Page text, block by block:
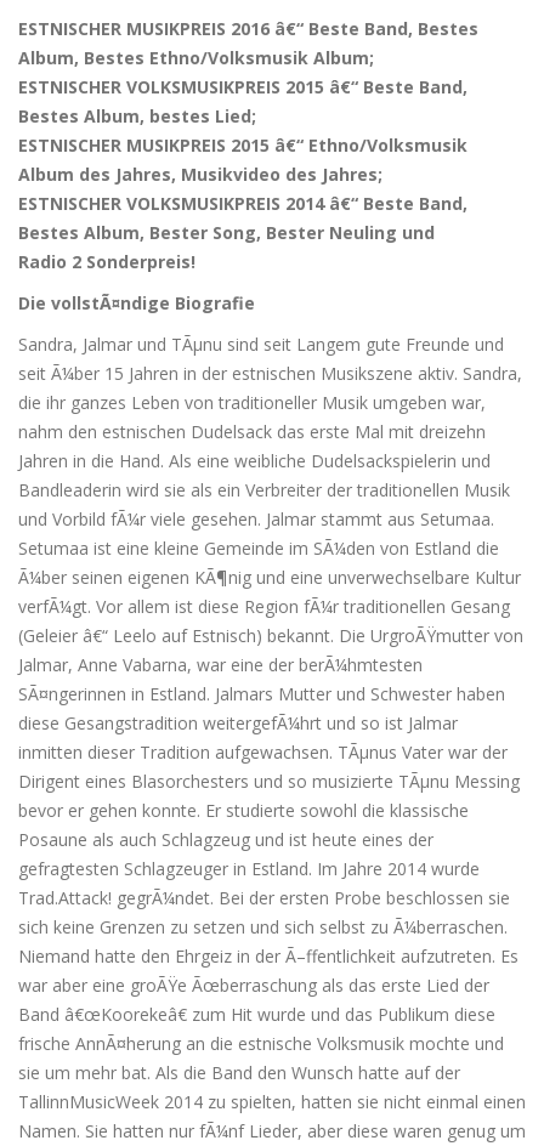
ESTNISCHER MUSIKPREIS 2016 â€“ Beste Band, Bestes
Album, Bestes Ethno/Volksmusik Album;
ESTNISCHER VOLKSMUSIKPREIS 2015 â€“ Beste Band,
Bestes Album, bestes Lied;
ESTNISCHER MUSIKPREIS 2015 â€“ Ethno/Volksmusik
Album des Jahres, Musikvideo des Jahres;
ESTNISCHER VOLKSMUSIKPREIS 2014 â€“ Beste Band,
Bestes Album, Bester Song, Bester Neuling und
Radio 2 Sonderpreis!
Die vollstÃ¤ndige Biografie
Sandra, Jalmar und TÃµnu sind seit Langem gute Freunde und
seit Ã¼ber 15 Jahren in der estnischen Musikszene aktiv. Sandra,
die ihr ganzes Leben von traditioneller Musik umgeben war,
nahm den estnischen Dudelsack das erste Mal mit dreizehn
Jahren in die Hand. Als eine weibliche Dudelsackspielerin und
Bandleaderin wird sie als ein Verbreiter der traditionellen Musik
und Vorbild fÃ¼r viele gesehen. Jalmar stammt aus Setumaa.
Setumaa ist eine kleine Gemeinde im SÃ¼den von Estland die
Ã¼ber seinen eigenen KÃ¶nig und eine unverwechselbare Kultur
verfÃ¼gt. Vor allem ist diese Region fÃ¼r traditionellen Gesang
(Geleier â€“ Leelo auf Estnisch) bekannt. Die UrgroÃŸmutter von
Jalmar, Anne Vabarna, war eine der berÃ¼hmtesten
SÃ¤ngerinnen in Estland. Jalmars Mutter und Schwester haben
diese Gesangstradition weitergefÃ¼hrt und so ist Jalmar
inmitten dieser Tradition aufgewachsen. TÃµnus Vater war der
Dirigent eines Blasorchesters und so musizierte TÃµnu Messing
bevor er gehen konnte. Er studierte sowohl die klassische
Posaune als auch Schlagzeug und ist heute eines der
gefragtesten Schlagzeuger in Estland. Im Jahre 2014 wurde
Trad.Attack! gegrÃ¼ndet. Bei der ersten Probe beschlossen sie
sich keine Grenzen zu setzen und sich selbst zu Ã¼berraschen.
Niemand hatte den Ehrgeiz in der Ã–ffentlichkeit aufzutreten. Es
war aber eine groÃŸe Ãœberraschung als das erste Lied der
Band â€œKoorekeâ€ zum Hit wurde und das Publikum diese
frische AnnÃ¤herung an die estnische Volksmusik mochte und
sie um mehr bat. Als die Band den Wunsch hatte auf der
TallinnMusicWeek 2014 zu spielten, hatten sie nicht einmal einen
Namen. Sie hatten nur fÃ¼nf Lieder, aber diese waren genug um